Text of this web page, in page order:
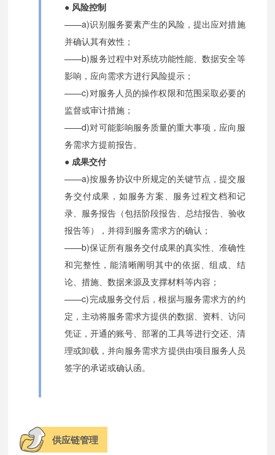
● 风险控制
——a)识别服务要素产生的风险，提出应对措施
并确认其有效性；
——b)服务过程中对系统功能性能、数据安全等
影响，应向需求方进行风险提示；
——c)对服务人员的操作权限和范围采取必要的
监督或审计措施；
——d)对可能影响服务质量的重大事项，应向服
务需求方提前报告。
● 成果交付
——a)按服务协议中所规定的关键节点，提交服
务交付成果，如服务方案、服务过程文档和记
录、服务报告（包括阶段报告、总结报告、验收
报告等），并得到服务需求方的确认；
——b)保证所有服务交付成果的真实性、准确性
和完整性，能清晰阐明其中的依据、组成、结
论、措施、数据来源及支撑材料等内容；
——c)完成服务交付后，根据与服务需求方的约
定，主动将服务需求方提供的数据、资料、访问
凭证，开通的账号、部署的工具等进行交还、清
理或卸载，并向服务需求方提供由项目服务人员
签字的承诺或确认函。
供应链管理